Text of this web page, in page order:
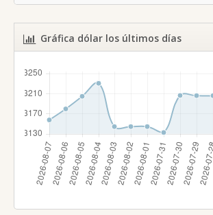
Gráfica dólar los últimos días